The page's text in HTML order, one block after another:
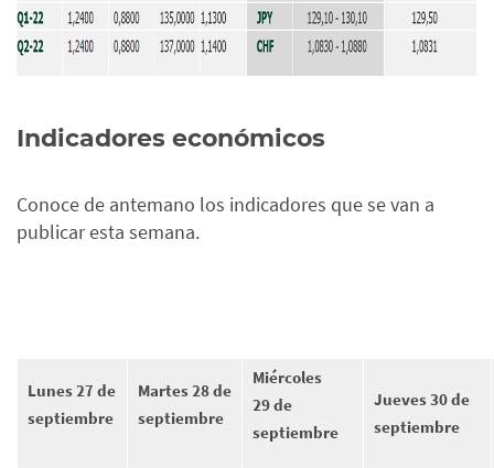
Indicadores económicos
Conoce de antemano los indicadores que se van a
publicar esta semana.
Lunes 27 de
septiembre
Martes 28 de
septiembre
Miércoles
29 de
septiembre
Jueves 30 de
septiembre